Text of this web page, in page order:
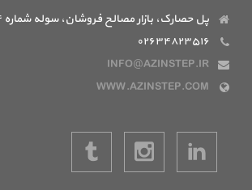
پل حصارک، بازار مصالح فروشان، سوله شماره ۶۴
۰۲۶۳۴۸۲۳۵۱۶
INFO@AZINSTEP.IR
WWW.AZINSTEP.COM